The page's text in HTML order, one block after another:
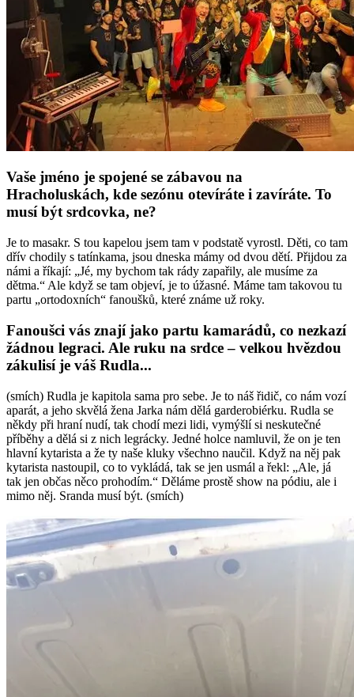
Vaše jméno je spojené se zábavou na
Hracholuskách, kde sezónu otevíráte i zavíráte. To
musí být srdcovka, ne?
Je to masakr. S tou kapelou jsem tam v podstatě vyrostl. Děti, co tam
dřív chodily s tatínkama, jsou dneska mámy od dvou dětí. Přijdou za
námi a říkají: „Jé, my bychom tak rády zapařily, ale musíme za
dětma.“ Ale když se tam objeví, je to úžasné. Máme tam takovou tu
partu „ortodoxních“ fanoušků, které známe už roky.
Fanoušci vás znají jako partu kamarádů, co nezkazí
žádnou legraci. Ale ruku na srdce – velkou hvězdou
zákulisí je váš Rudla...
(smích) Rudla je kapitola sama pro sebe. Je to náš řidič, co nám vozí
aparát, a jeho skvělá žena Jarka nám dělá garderobiérku. Rudla se
někdy při hraní nudí, tak chodí mezi lidi, vymýšlí si neskutečné
příběhy a dělá si z nich legrácky. Jedné holce namluvil, že on je ten
hlavní kytarista a že ty naše kluky všechno naučil. Když na něj pak
kytarista nastoupil, co to vykládá, tak se jen usmál a řekl: „Ale, já
tak jen občas něco prohodím.“ Děláme prostě show na pódiu, ale i
mimo něj. Sranda musí být. (smích)